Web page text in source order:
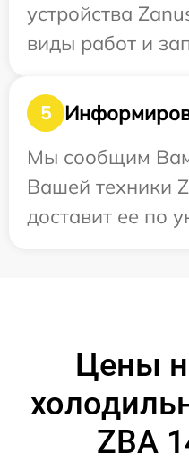
устройства
виды работ и
5
Мы сообщим Вам
Вашей техники
доставит ее по
Цены
ZBA